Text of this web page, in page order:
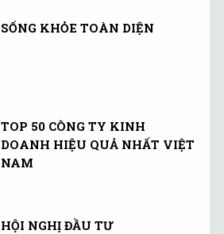
SỐNG KHỎE TOÀN DIỆN
TOP 50 CÔNG TY KINH
DOANH HIỆU QUẢ NHẤT VIỆT
NAM
HỘI NGHỊ ĐẦU TƯ